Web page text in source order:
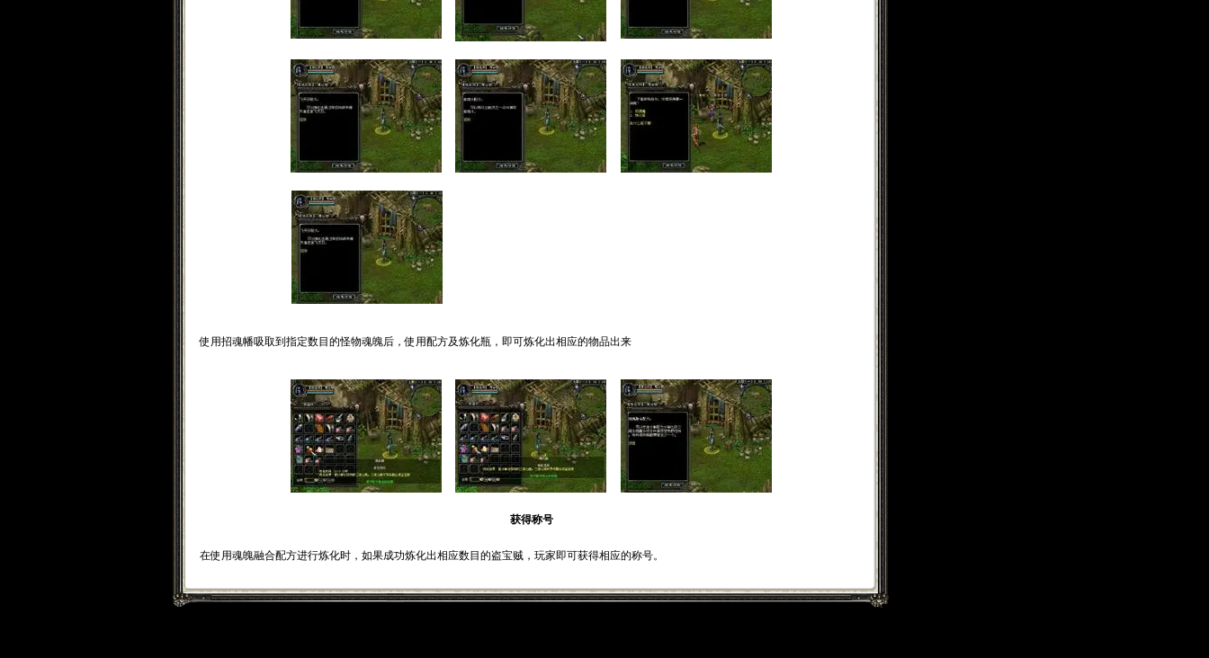
使用招魂幡吸取到指定数目的怪物魂魄后，使用配方及炼化瓶，即可炼化出相应的物品出来
获得称号
在使用魂魄融合配方进行炼化时，如果成功炼化出相应数目的盗宝贼，玩家即可获得相应的称号。